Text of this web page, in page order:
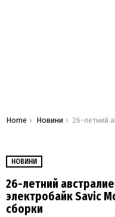
You are here:
Home Новини 26-летний австралиец представил 80-сильный электробайк
НОВИНИ
26-летний
электробайк Savic
сборки